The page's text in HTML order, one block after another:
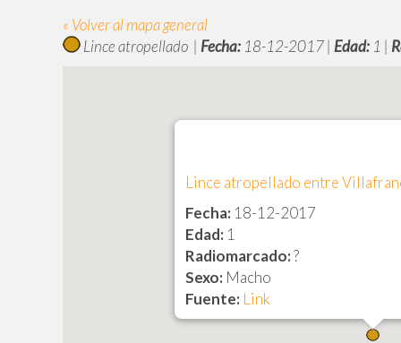
« Volver al mapa general
Lince atropellado | Fecha: 18-12-2017 | Edad: 1 |
Lince atropellado entre
Fecha: 18-12-2017
Edad: 1
Radiomarcado:?
Sexo: Macho
Fuente: Link